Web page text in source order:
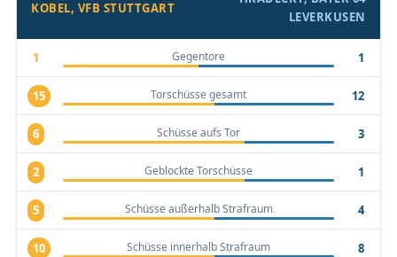
KOBEL, VFB STUTTGART
LEVERKUSEN
1 Gegentore 1
15 Torschüsse gesamt 12
6 Schüsse aufs Tor 3
2 Geblockte Torschüsse 1
5 Schüsse außerhalb Strafraum 4
10 Schüsse innerhalb Strafraum 8